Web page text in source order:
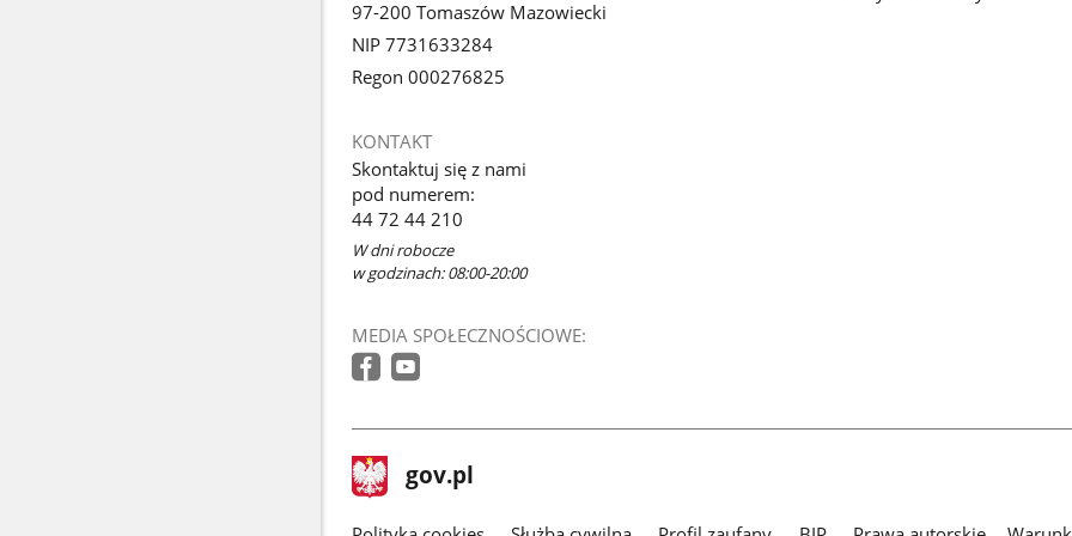
97-200 Tomaszów Mazowiecki
NIP 7731633284
Regon 000276825
KONTAKT
Skontaktuj się z nami
pod numerem:
44 72 44 210
W dni robocze
w godzinach: 08:00-20:00
MEDIA SPOŁECZNOŚCIOWE:
stopka
gov.pl Strona
gov.pl